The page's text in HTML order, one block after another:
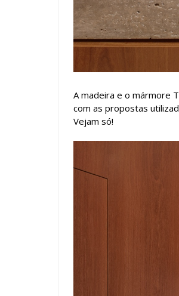
A madeira e o mármore
com as propostas
Vejam só!